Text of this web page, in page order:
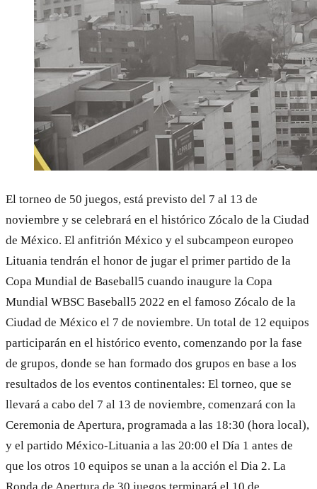
El torneo de 50 juegos, está previsto del 7 al 13 de
noviembre y se celebrará en el histórico Zócalo de la Ciudad
de México. El anfitrión México y el subcampeon europeo
Lituania tendrán el honor de jugar el primer partido de la
Copa Mundial de Baseball5 cuando inaugure la Copa
Mundial WBSC Baseball5 2022 en el famoso Zócalo de la
Ciudad de México el 7 de noviembre. Un total de 12 equipos
participarán en el histórico evento, comenzando por la fase
de grupos, donde se han formado dos grupos en base a los
resultados de los eventos continentales: El torneo, que se
llevará a cabo del 7 al 13 de noviembre, comenzará con la
Ceremonia de Apertura, programada a las 18:30 (hora local),
y el partido México-Lituania a las 20:00 el Día 1 antes de
que los otros 10 equipos se unan a la acción el Dia 2. La